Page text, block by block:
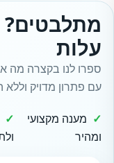
מתלבטים?
עלות
ספרו לנו בקצרה מה
עם פתרון מדויק וללא
מענה מקצועי
ומהיר